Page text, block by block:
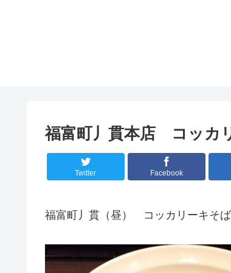
福富町丿貫本店 コッカ
Twitter Facebook
福富町丿貫（昼） コッカリーキそ